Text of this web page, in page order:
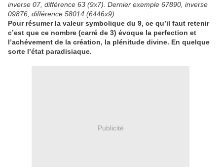
inverse 07, différence 63 (9x7). Dernier exemple 67890, inverse
09876, différence 58014 (6446x9).
Pour résumer la valeur symbolique du 9, ce qu’il faut retenir
c’est que ce nombre (carré de 3) évoque la perfection et
l’achévement de la création, la plénitude divine. En quelque
sorte l’état paradisiaque.
Publicité